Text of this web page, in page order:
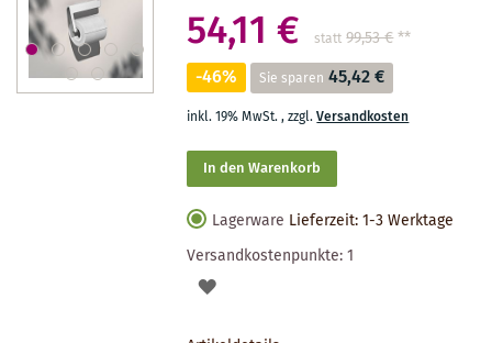
54,11 € statt 99,53 €**
-46% Sie sparen 45,42 €
inkl. 19% MwSt.,zzgl.Versandkosten
In den Warenkorb
Lagerware Lieferzeit: 1-3 Werktage
Versandkostenpunkte:1
AUF